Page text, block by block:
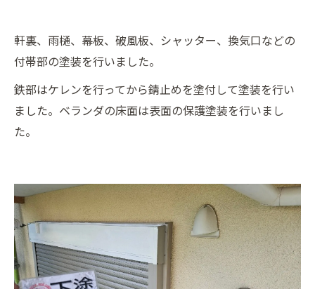
軒裏、雨樋、幕板、破風板、シャッター、換気口などの
付帯部の塗装を行いました。
鉄部はケレンを行ってから錆止めを塗付して塗装を行い
ました。ベランダの床面は表面の保護塗装を行いまし
た。